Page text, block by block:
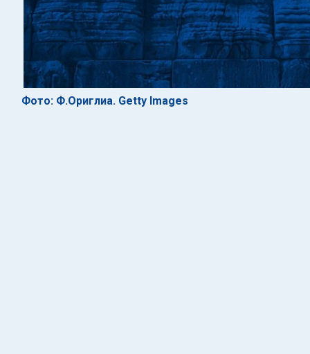
Фото: Ф.Ориглиа. Getty Images